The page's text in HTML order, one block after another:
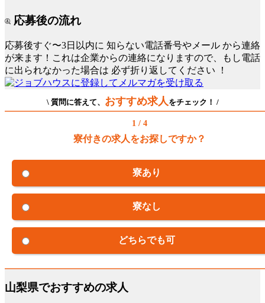
応募後の流れ
応募後すぐ〜3日以内に 知らない電話番号やメール から連絡
が来ます！これは企業からの連絡になりますので、もし電話
に出られなかった場合は 必ず折り返してください ！
\ 質問に答えて、 おすすめ求人 をチェック！ /
1 / 4
寮付きの求人をお探しですか？
寮あり
寮なし
どちらでも可
山梨県でおすすめの求人